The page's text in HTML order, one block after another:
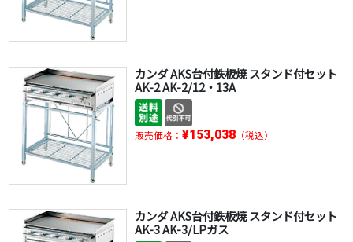
カンダ AKS台付鉄板焼 スタンド付セット
AK-2 AK-2/12・13A
販売価格： ¥153,038（税込）
カンダ AKS台付鉄板焼 スタンド付セット
AK-3 AK-3/LPガス